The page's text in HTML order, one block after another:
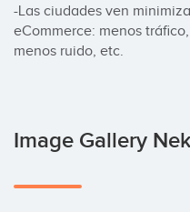
-Las ciudades ven
eCommerce: menos
menos ruido, etc.
Image Gallery